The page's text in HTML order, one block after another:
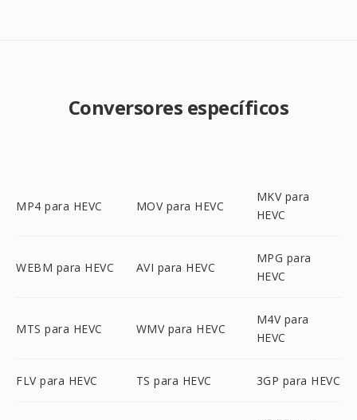
Conversores específicos
MP4 para HEVC MOV para HEVC
MKV para
HEVC
WEBM para HEVC AVI para HEVC
MPG para
HEVC
MTS para HEVC WMV para HEVC
M4V para
HEVC
FLV para HEVC TS para HEVC 3GP para HEVC